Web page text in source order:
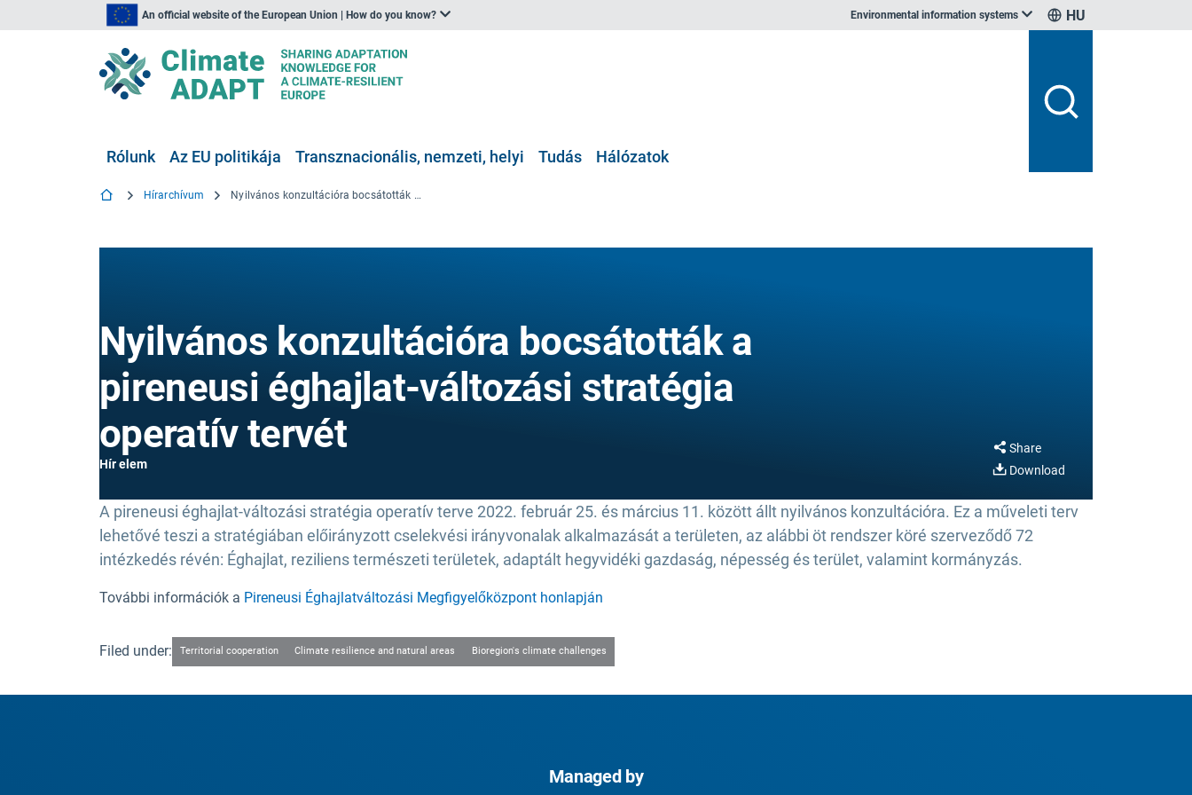
An official website of the European Union | How do you know? Environmental information systems HU
Rólunk Az EU politikája Transznacionális, nemzeti, helyi Tudás Hálózatok
Hírarchívum Nyilvános konzultációra bocsátották a pireneusi éghajlat-változási stratégia operatív tervét
Nyilvános konzultációra bocsátották a
pireneusi éghajlat-változási stratégia
operatív tervét
Hír elem
Share
Download
A pireneusi éghajlat-változási stratégia operatív terve 2022. február 25. és március 11. között állt nyilvános konzultációra. Ez a műveleti terv
lehetővé teszi a stratégiában előirányzott cselekvési irányvonalak alkalmazását a területen, az alábbi öt rendszer köré szerveződő 72
intézkedés révén: Éghajlat, reziliens természeti területek, adaptált hegyvidéki gazdaság, népesség és terület, valamint kormányzás.
További információk a Pireneusi Éghajlatváltozási Megfigyelőközpont honlapján
Filed under: Territorial cooperation Climate resilience and natural areas Bioregion's climate challenges
Managed by